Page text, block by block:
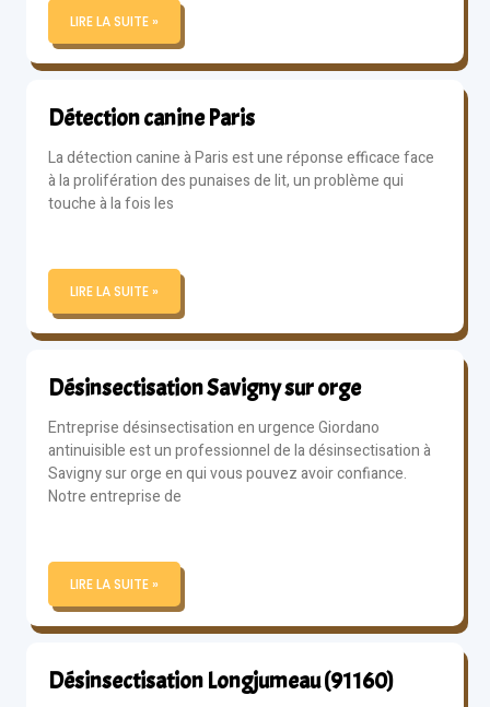
LIRE LA SUITE »
Détection canine Paris
La détection canine à Paris est une réponse efficace face
à la prolifération des punaises de lit, un problème qui
touche à la fois les
LIRE LA SUITE »
Désinsectisation Savigny sur orge
Entreprise désinsectisation en urgence Giordano
antinuisible est un professionnel de la désinsectisation à
Savigny sur orge en qui vous pouvez avoir confiance.
Notre entreprise de
LIRE LA SUITE »
Désinsectisation Longjumeau (91160)